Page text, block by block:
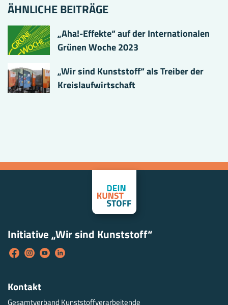
ÄHNLICHE BEITRÄGE
„Aha!-Effekte“ auf der Internationalen
Grünen Woche 2023
„Wir sind Kunststoff“ als Treiber der
Kreislaufwirtschaft
Kontakt
Gesamtverband Kunststoffverarbeitende
Initiative „Wir sind Kunststoff“